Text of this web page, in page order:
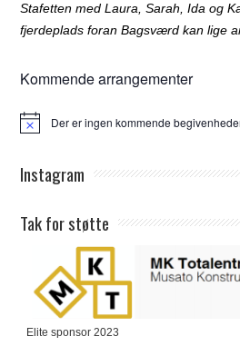
Stafetten med Laura, Sarah, Ida og
fjerdeplads foran Bagsværd kan lige
Kommende arrangementer
Notice Der er ingen kommende
Instagram
Tak for støtte
Elite sponsor 2023